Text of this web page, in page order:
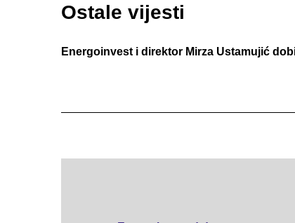
Ostale vijesti
Energoinvest i direktor Mirza Ustamujić